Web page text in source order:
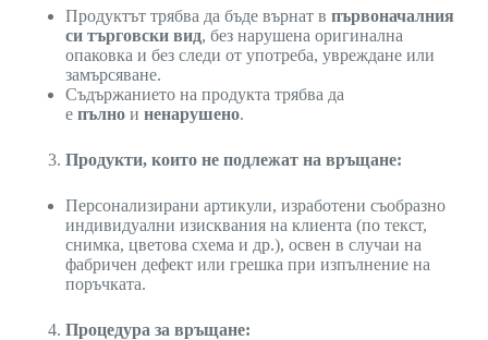
Продуктът трябва да бъде върнат в първоначалния
си търговски вид, без нарушена оригинална
опаковка и без следи от употреба, увреждане или
замърсяване.
Съдържанието на продукта трябва да
е пълно и ненарушено.
Продукти, които не подлежат на връщане:
Персонализирани артикули, изработени съобразно
индивидуални изисквания на клиента (по текст,
снимка, цветова схема и др.), освен в случаи на
фабричен дефект или грешка при изпълнение на
поръчката.
Процедура за връщане: